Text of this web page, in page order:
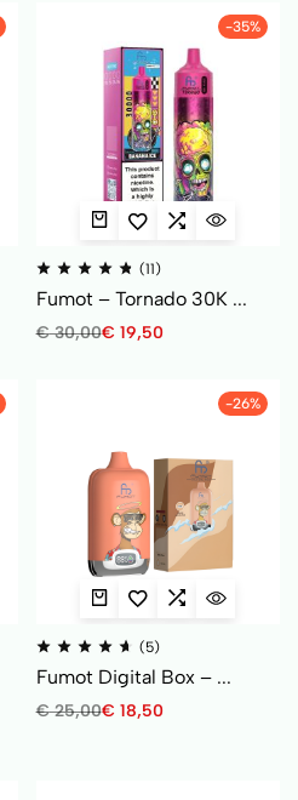
-35%
(11)
Fumot – Tornado 30K ...
€30,00€ 19,50
-26%
(5)
Fumot Digital Box – ...
€25,00€ 18,50